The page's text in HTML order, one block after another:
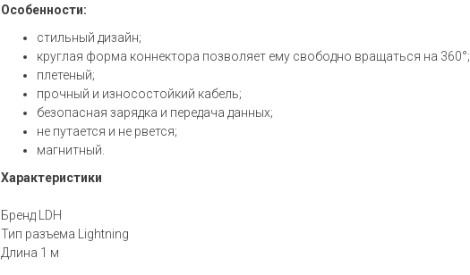
Особенности:
стильный дизайн;
круглая форма коннектора позволяет ему свободно вращаться на 360°;
плетеный;
прочный и износостойкий кабель;
безопасная зарядка и передача данных;
не путается и не рвется;
магнитный.
Характеристики
Бренд
LDH
Тип разъема
Lightning
Длина 1 м